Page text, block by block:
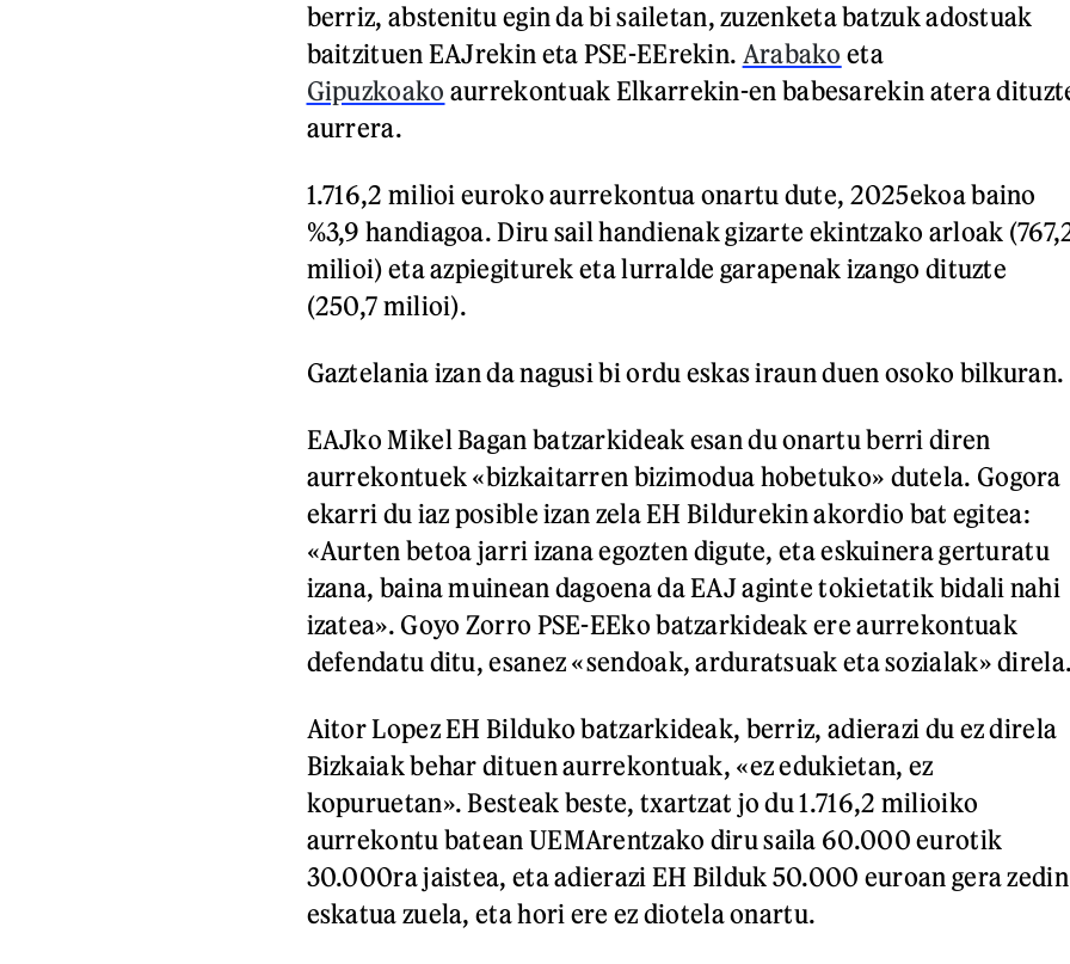
berriz, abstenitu egin da bi sailetan, zuzenketa batzuk adostuak
baitzituen EAJrekin eta PSE-EErekin. Arabako eta
Gipuzkoako aurrekontuak Elkarrekin-en babesarekin atera
aurrera.
1.716,2 milioi euroko aurrekontua onartu dute, 2025ekoa baino
%3,9 handiagoa. Diru sail handienak gizarte ekintzako arloak
milioi) eta azpiegiturek eta lurralde garapenak izango dituzte
(250,7 milioi).
Gaztelania izan da nagusi bi ordu eskas iraun duen osoko bilkuran.
EAJko Mikel Bagan batzarkideak esan du onartu berri diren
aurrekontuek «bizkaitarren bizimodua hobetuko» dutela. Gogora
ekarri du iaz posible izan zela EH Bildurekin akordio bat egitea:
«Aurten betoa jarri izana egozten digute, eta eskuinera gerturatu
izana, baina muinean dagoena da EAJ aginte tokietatik bidali nahi
izatea». Goyo Zorro PSE-EEko batzarkideak ere aurrekontuak
defendatu ditu, esanez «sendoak, arduratsuak eta sozialak» direla.
Aitor Lopez EH Bilduko batzarkideak, berriz, adierazi du ez direla
Bizkaiak behar dituen aurrekontuak, «ez edukietan, ez
kopuruetan». Besteak beste, txartzat jo du 1.716,2 milioiko
aurrekontu batean UEMArentzako diru saila 60.000 eurotik
30.000ra jaistea, eta adierazi EH Bilduk 50.000 euroan gera zedin
eskatua zuela, eta hori ere ez diotela onartu.